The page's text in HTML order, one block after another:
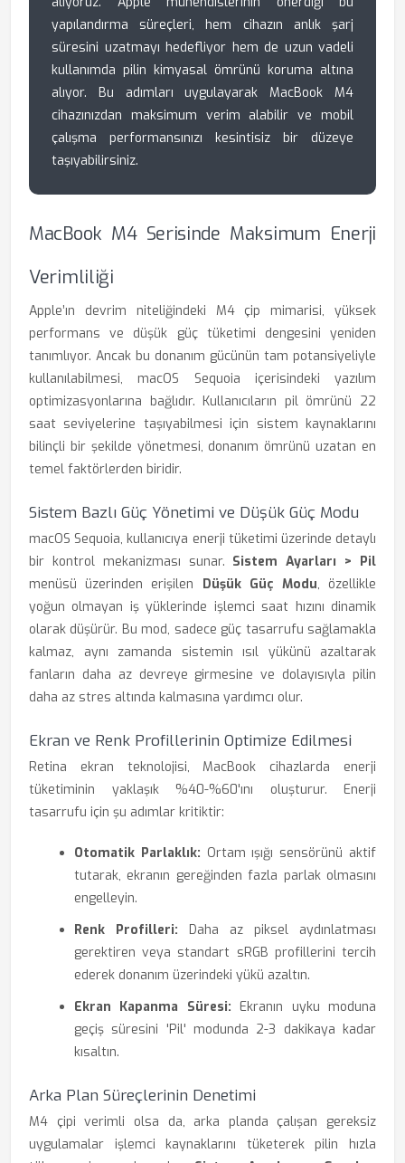
yapılandırma süreçleri, hem cihazın anlık şarj
süresini uzatmayı hedefliyor hem de uzun vadeli
kullanımda pilin kimyasal ömrünü koruma altına
alıyor. Bu adımları uygulayarak MacBook M4
cihazınızdan maksimum verim alabilir ve mobil
çalışma performansınızı kesintisiz bir düzeye
taşıyabilirsiniz.
MacBook M4 Serisinde Maksimum Enerji
Verimliliği
Apple’ın devrim niteliğindeki M4 çip mimarisi, yüksek
performans ve düşük güç tüketimi dengesini yeniden
tanımlıyor. Ancak bu donanım gücünün tam potansiyeliyle
kullanılabilmesi, macOS Sequoia içerisindeki yazılım
optimizasyonlarına bağlıdır. Kullanıcıların pil ömrünü 22
saat seviyelerine taşıyabilmesi için sistem kaynaklarını
bilinçli bir şekilde yönetmesi, donanım ömrünü uzatan en
temel faktörlerden biridir.
Sistem Bazlı Güç Yönetimi ve Düşük Güç Modu
macOS Sequoia, kullanıcıya enerji tüketimi üzerinde detaylı
bir kontrol mekanizması sunar. Sistem Ayarları > Pil
menüsü üzerinden erişilen Düşük Güç Modu, özellikle
yoğun olmayan iş yüklerinde işlemci saat hızını dinamik
olarak düşürür. Bu mod, sadece güç tasarrufu sağlamakla
kalmaz, aynı zamanda sistemin ısıl yükünü azaltarak
fanların daha az devreye girmesine ve dolayısıyla pilin
daha az stres altında kalmasına yardımcı olur.
Ekran ve Renk Profillerinin Optimize Edilmesi
Retina ekran teknolojisi, MacBook cihazlarda enerji
tüketiminin yaklaşık %40-%60'ını oluşturur. Enerji
tasarrufu için şu adımlar kritiktir:
Otomatik Parlaklık: Ortam ışığı sensörünü aktif
tutarak, ekranın gereğinden fazla parlak olmasını
engelleyin.
Renk Profilleri: Daha az piksel aydınlatması
gerektiren veya standart sRGB profillerini tercih
ederek donanım üzerindeki yükü azaltın.
Ekran Kapanma Süresi: Ekranın uyku moduna
geçiş süresini 'Pil' modunda 2-3 dakikaya kadar
kısaltın.
Arka Plan Süreçlerinin Denetimi
M4 çipi verimli olsa da, arka planda çalışan gereksiz
uygulamalar işlemci kaynaklarını tüketerek pilin hızla